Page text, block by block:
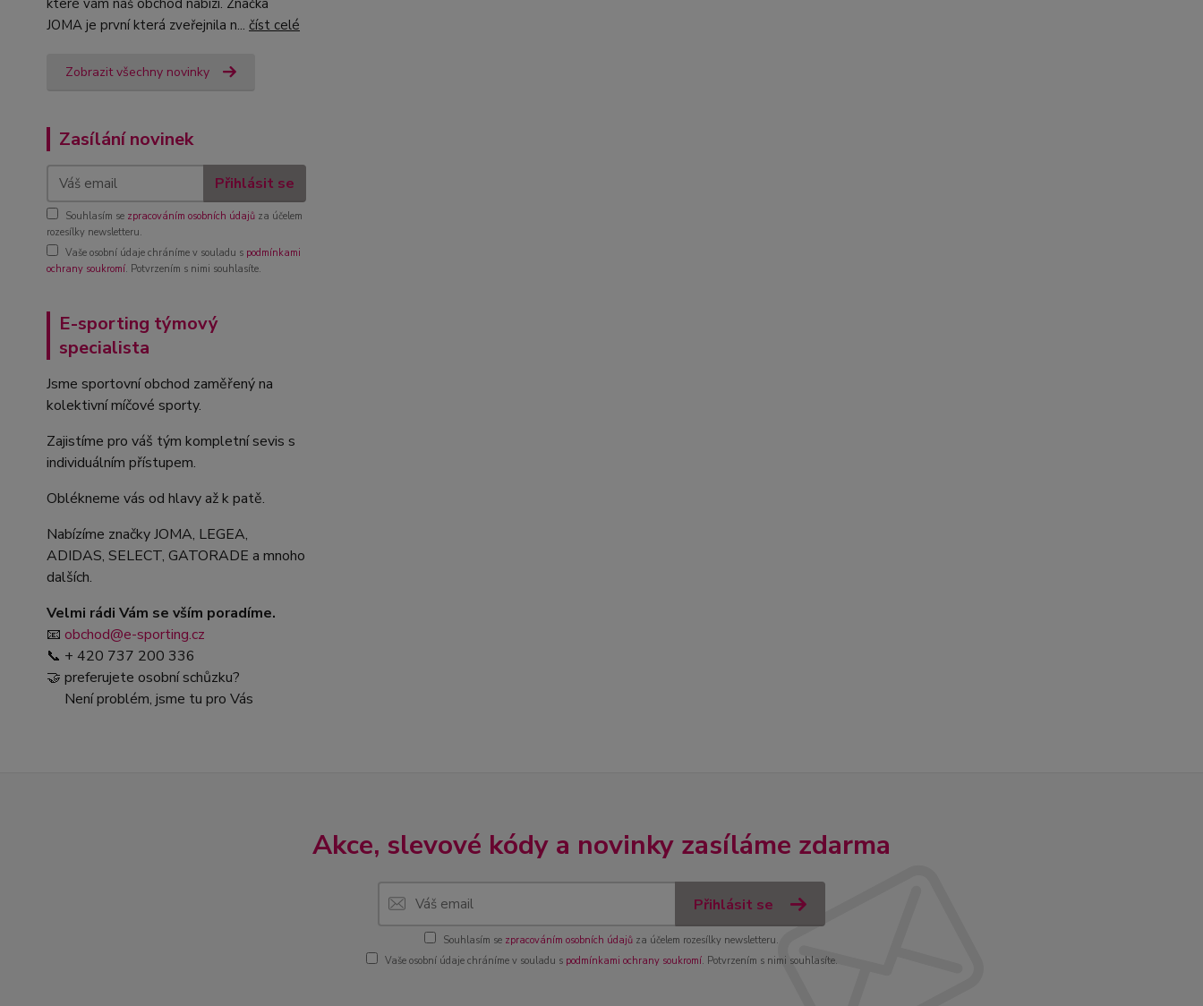
které vám náš obchod nabízí. Značka
JOMA je první která zveřejnila n... číst celé
Zobrazit všechny novinky
Zasílání novinek
Přihlásit se
Souhlasím se zpracováním osobních údajů za účelem
rozesílky newsletteru.
Vaše osobní údaje chráníme v souladu s podmínkami
ochrany soukromí. Potvrzením s nimi souhlasíte.
E-sporting týmový
specialista
Jsme sportovní obchod zaměřený na
kolektivní míčové sporty.
Zajistíme pro váš tým kompletní sevis s
individuálním přístupem.
Oblékneme vás od hlavy až k patě.
Nabízíme značky JOMA, LEGEA,
ADIDAS, SELECT, GATORADE a mnoho
dalších.
Velmi rádi Vám se vším poradíme.
📧 obchod@e-sporting.cz
📞 + 420 737 200 336
🤝 preferujete osobní schůzku?
Není problém, jsme tu pro Vás
Akce, slevové kódy a novinky zasíláme zdarma
Přihlásit se
Souhlasím se zpracováním osobních údajů za účelem rozesílky newsletteru.
Vaše osobní údaje chráníme v souladu s podmínkami ochrany soukromí. Potvrzením s nimi souhlasíte.